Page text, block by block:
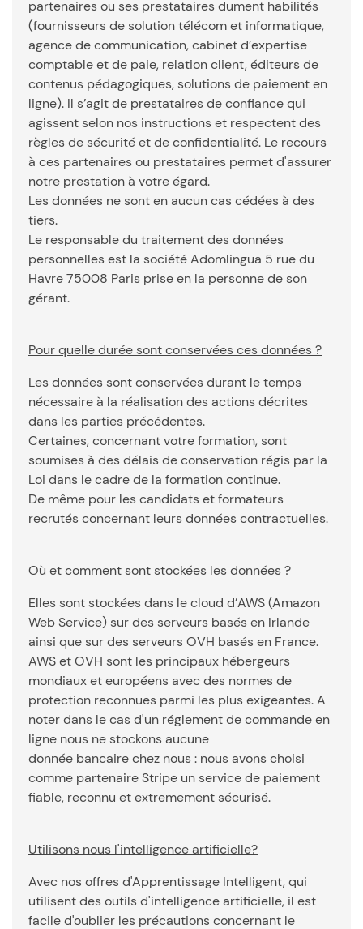
partenaires ou ses prestataires dument habilités
(fournisseurs de solution télécom et informatique,
agence de communication, cabinet d’expertise
comptable et de paie, relation client, éditeurs de
contenus pédagogiques, solutions de paiement en
ligne). Il s’agit de prestataires de confiance qui
agissent selon nos instructions et respectent des
règles de sécurité et de confidentialité. Le recours
à ces partenaires ou prestataires permet d'assurer
notre prestation à votre égard.
Les données ne sont en aucun cas cédées à des
tiers.
Le responsable du traitement des données
personnelles est la société Adomlingua 5 rue du
Havre 75008 Paris prise en la personne de son
gérant.
Pour quelle durée sont conservées ces données ?
Les données sont conservées durant le temps
nécessaire à la réalisation des actions décrites
dans les parties précédentes.
Certaines, concernant votre formation, sont
soumises à des délais de conservation régis par la
Loi dans le cadre de la formation continue.
De même pour les candidats et formateurs
recrutés concernant leurs données contractuelles.
Où et comment sont stockées les données ?
Elles sont stockées dans le cloud d’AWS (Amazon
Web Service) sur des serveurs basés en Irlande
ainsi que sur des serveurs OVH basés en France.
AWS et OVH sont les principaux hébergeurs
mondiaux et européens avec des normes de
protection reconnues parmi les plus exigeantes. A
noter dans le cas d'un réglement de commande en
ligne nous ne stockons aucune
donnée bancaire chez nous : nous avons choisi
comme partenaire Stripe un service de paiement
fiable, reconnu et extremement sécurisé.
Utilisons nous l'intelligence artificielle?
Avec nos offres d'Apprentissage Intelligent, qui
utilisent des outils d'intelligence artificielle, il est
facile d'oublier les précautions concernant le